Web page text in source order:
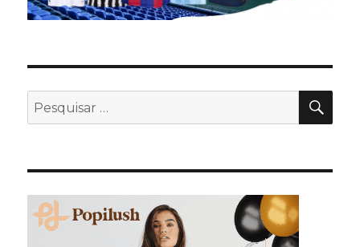
Pesquisar
por: